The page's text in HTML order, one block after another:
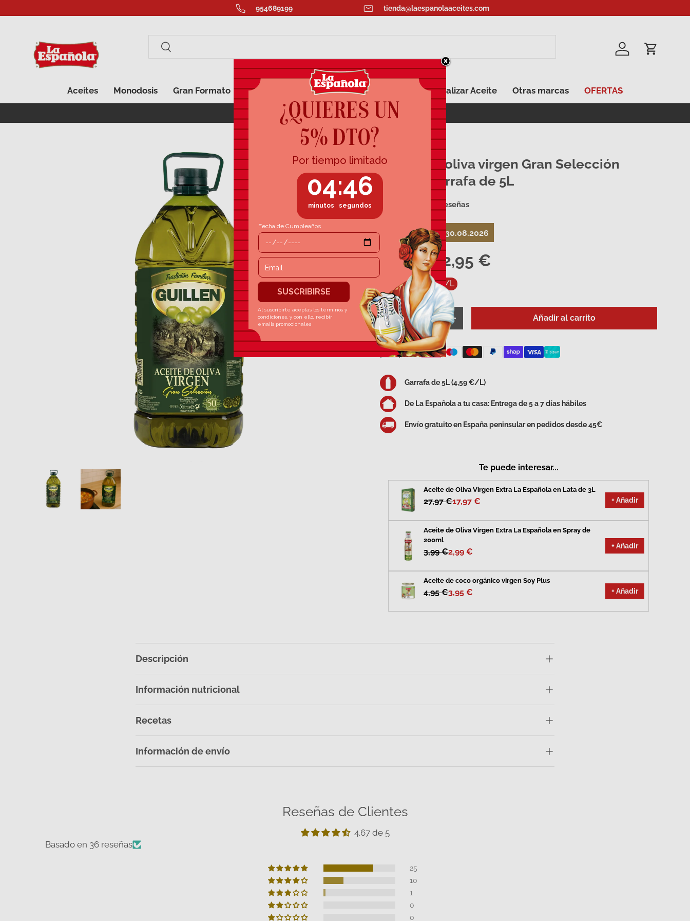
Ir al contenido
954689199 tienda@laespanolaaceites.com
Buscar
Buscar
Iniciar sesión
Carrito
Aceites Monodosis Gran Formato Aromatizados Aceite para Regalar Personalizar Aceite Otras marcas OFERTAS
ECOAHORRO: Lata Aceite Oliva Virgen 5L
Aceite de oliva virgen Gran Selección
Guillén garrafa de 5L
36 reseñas
Válido hasta el 30.08.2026
32,95 € 22,95 €
6,59 €/l 4,59 €/L
Cant.
Disminuir cantidadAumentar la cantidadAñadir al carrito
Garrafa de 5L (4,59 €/L)
De La Española a tu casa: Entrega de 5 a 7 días hábiles
Envío gratuito en España peninsular en pedidos desde 45€
Te puede interesar...
Aceite de Oliva Virgen Extra La Española en Lata de 3L
27,97 €17,97 € + Añadir
Aceite de Oliva Virgen Extra La Española en Spray de
200ml
3,99 €2,99 €
+ Añadir
Aceite de coco orgánico virgen Soy Plus
4,95 €3,95 € + Añadir
Descripción
Información nutricional
Recetas
Información de envío
Reseñas de Clientes
4.67 de 5
Basado en 36 reseñas
25
10
1
0
0